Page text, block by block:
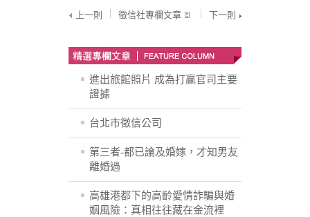
上一則 徵信社專欄文章 下一則
進出旅館照片 成為打贏官司主要
證據
台北市徵信公司
第三者-都已論及婚嫁，才知男友
離婚過
高雄港都下的高齡愛情詐騙與婚
姻風險：真相往往藏在金流裡